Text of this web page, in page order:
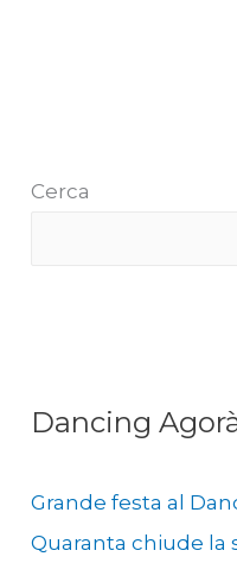
Cerca
Dancing
Grande festa al
Quaranta chiude la